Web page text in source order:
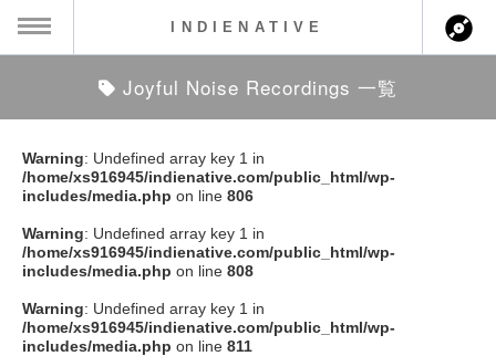
ス情報
ト情報
アーティスト
INDIENATIVE
Joyful Noise Recordings 一覧
Warning: Undefined array key 1 in
/home/xs916945/indienative.com/public_html/wp-
includes/media.php on line 806
Warning: Undefined array key 1 in
/home/xs916945/indienative.com/public_html/wp-
includes/media.php on line 808
Warning: Undefined array key 1 in
/home/xs916945/indienative.com/public_html/wp-
includes/media.php on line 811